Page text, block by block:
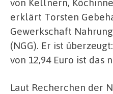
erklärt Torsten
Gewerkschaft
(NGG). Er ist
von 12,94 Euro ist das
Laut Recherchen der